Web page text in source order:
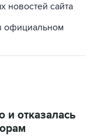
новостей сайта
официальном
отказалась